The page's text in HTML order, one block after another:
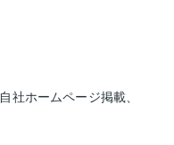
社ホームページ掲載、